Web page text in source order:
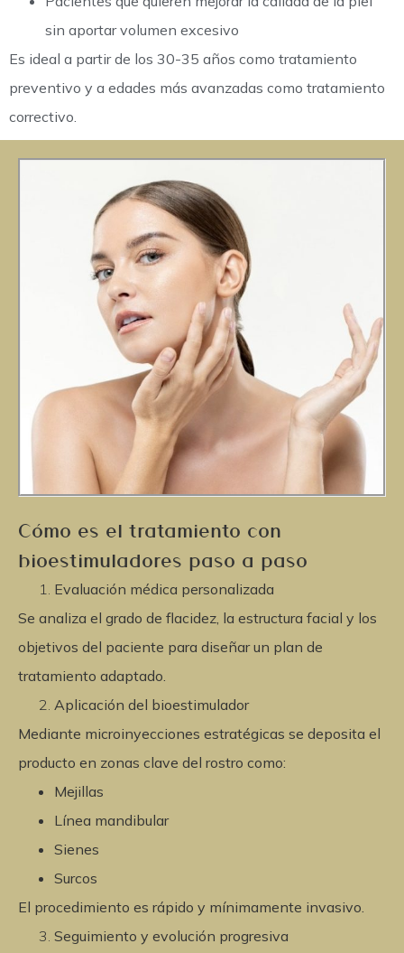
sin aportar volumen excesivo
Es ideal a partir de los 30-35 años como tratamiento
preventivo y a edades más avanzadas como tratamiento
correctivo.
Cómo es el tratamiento con
bioestimuladores paso a paso
Evaluación médica personalizada
Se analiza el grado de flacidez, la estructura facial y los
objetivos del paciente para diseñar un plan de
tratamiento adaptado.
Aplicación del bioestimulador
Mediante microinyecciones estratégicas se deposita el
producto en zonas clave del rostro como:
Mejillas
Línea mandibular
Sienes
Surcos
El procedimiento es rápido y mínimamente invasivo.
Seguimiento y evolución progresiva